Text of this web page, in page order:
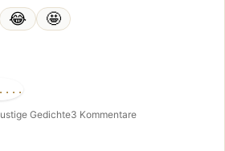
😂 🤩
Gedichte3 Kommentare